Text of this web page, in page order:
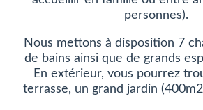
personnes).
Nous mettons à disposition 7
de bains ainsi que de grands
En extérieur, vous pourrez
terrasse, un grand jardin